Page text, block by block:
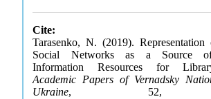
Cite:
Tarasenko, N. (2019).
Social Networks as a Source of
Information Resources for
Academic Papers of Vernadsky
Ukraine, 52,